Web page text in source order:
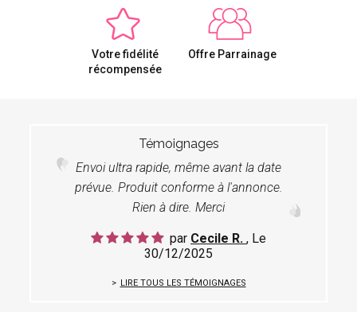
Votre fidélité
récompensée
Offre Parrainage
Témoignages
Envoi ultra rapide, même avant la date
prévue. Produit conforme à l'annonce.
Rien à dire. Merci
par Cecile R. , Le
30/12/2025
LIRE TOUS LES TÉMOIGNAGES